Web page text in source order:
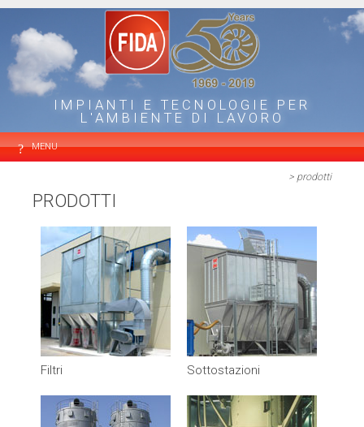
IMPIANTI E TECNOLOGIE PER
L'AMBIENTE DI LAVORO
MENU
> prodotti
PRODOTTI
Filtri Sottostazioni